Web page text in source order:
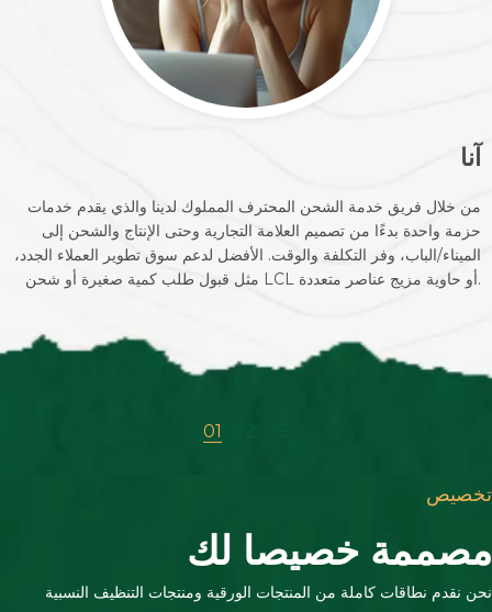
آنا
من خلال فريق خدمة الشحن المحترف المملوك لدينا والذي يقدم خدمات
حزمة واحدة بدءًا من تصميم العلامة التجارية وحتى الإنتاج والشحن إلى
الميناء/الباب، وفر التكلفة والوقت. الأفضل لدعم سوق تطوير العملاء الجدد،
مثل قبول طلب كمية صغيرة أو شحن LCL أو حاوية مزيج عناصر متعددة.
01
تخصيص
مصممة خصيصا لك
نحن نقدم نطاقات كاملة من المنتجات الورقية ومنتجات التنظيف النسبية